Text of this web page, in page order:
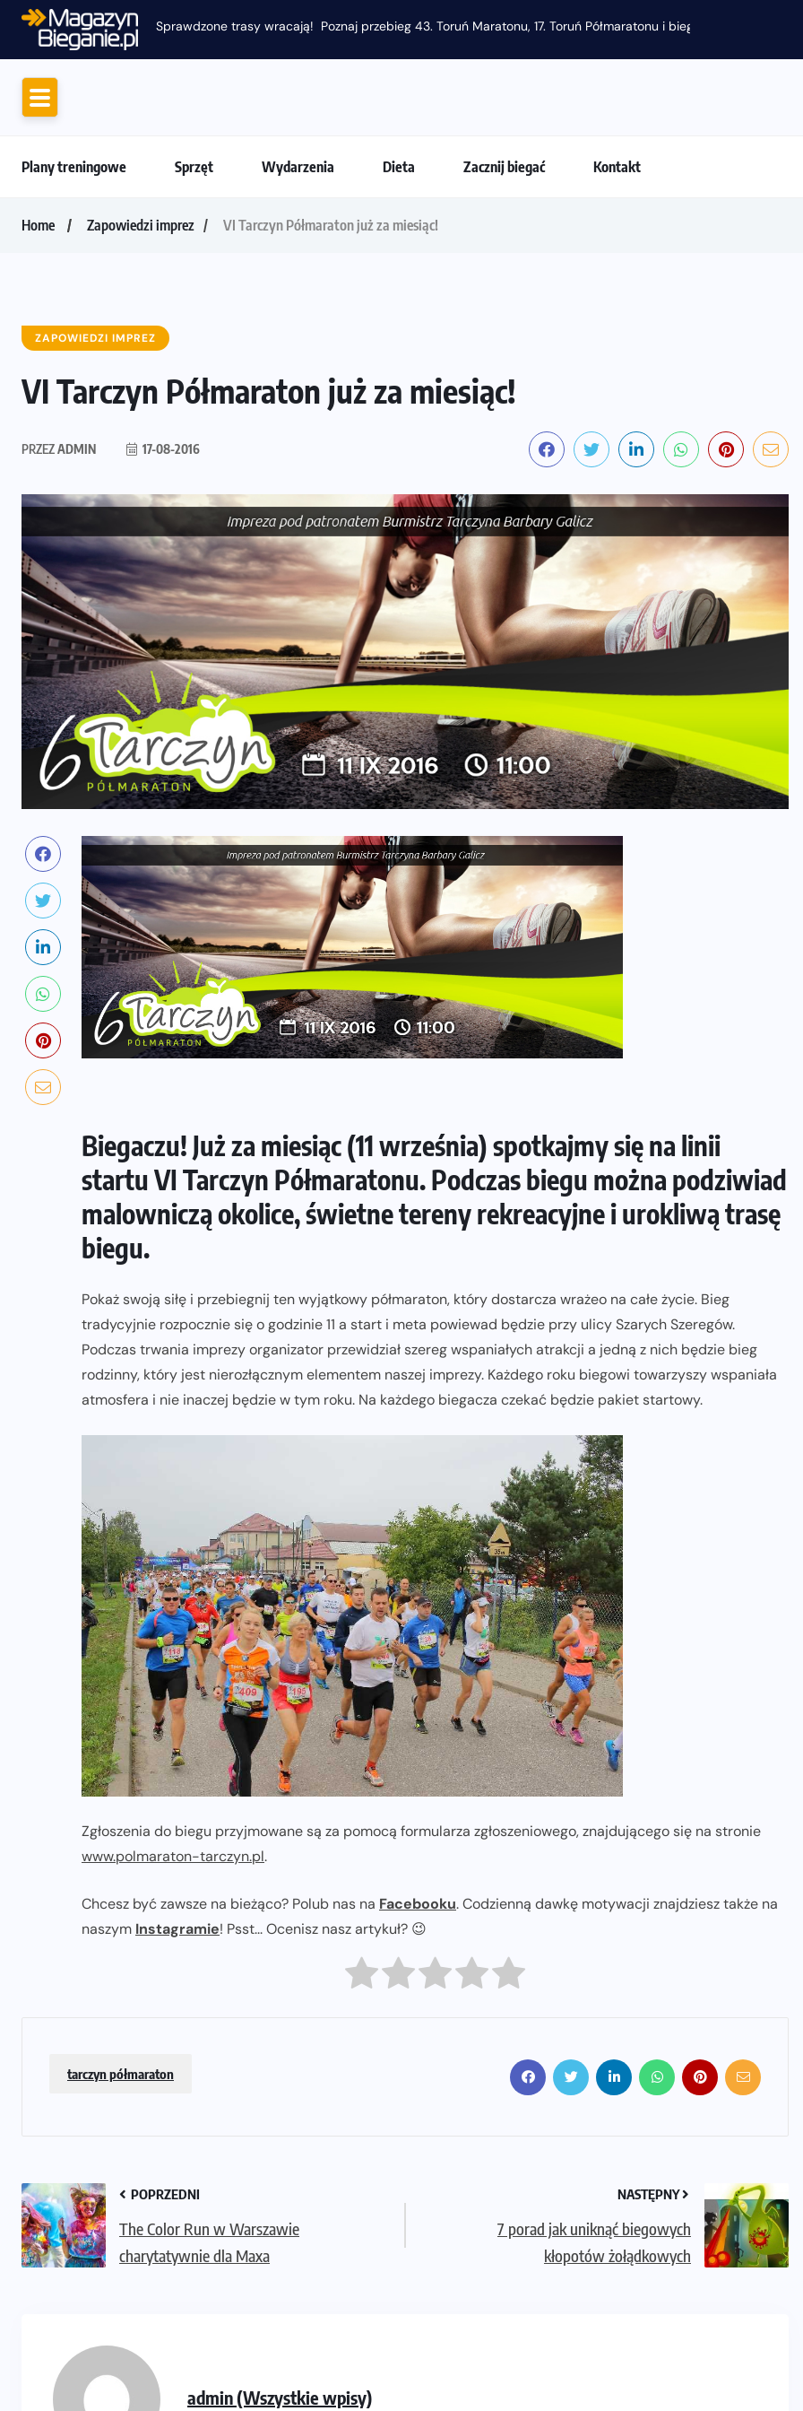
Sprawdzone trasy wracają! Poznaj przebieg 43. Toruń Maratonu, 17. Toruń Półmaratonu i biegu na 5 km
Plany treningowe Sprzęt Wydarzenia Dieta Zacznij biegać Kontakt
Home Zapowiedzi imprez VI Tarczyn Półmaraton już za miesiąc!
ZAPOWIEDZI IMPREZ
VI Tarczyn Półmaraton już za miesiąc!
PRZEZADMIN 17-08-2016
Biegaczu! Już za miesiąc (11 września) spotkajmy się na linii
startu VI Tarczyn Półmaratonu. Podczas biegu można podziwiad
malowniczą okolice, świetne tereny rekreacyjne i urokliwą trasę
biegu.
Pokaż swoją siłę i przebiegnij ten wyjątkowy półmaraton, który dostarcza wrażeo na całe życie. Bieg
tradycyjnie rozpocznie się o godzinie 11 a start i meta powiewad będzie przy ulicy Szarych Szeregów.
Podczas trwania imprezy organizator przewidział szereg wspaniałych atrakcji a jedną z nich będzie bieg
rodzinny, który jest nierozłącznym elementem naszej imprezy. Każdego roku biegowi towarzyszy wspaniała
atmosfera i nie inaczej będzie w tym roku. Na każdego biegacza czekać będzie pakiet startowy.
Zgłoszenia do biegu przyjmowane są za pomocą formularza zgłoszeniowego, znajdującego się na stronie
www.polmaraton-tarczyn.pl.
Chcesz być zawsze na bieżąco? Polub nas na Facebooku. Codzienną dawkę motywacji znajdziesz także na
naszym Instagramie! Psst... Ocenisz nasz artykuł? 😉
tarczyn półmaraton
POPRZEDNI
The Color Run w Warszawie
charytatywnie dla Maxa
NASTĘPNY
7 porad jak uniknąć biegowych
kłopotów żołądkowych
admin (Wszystkie wpisy)
NADCHODZĄCE IMPREZY WYDARZENIA
ZAPOWIEDZI IMPREZ
Sprawdzone trasy wracają! Poznaj
przebieg 43. Toruń Maratonu, 17.
Toruń Półmaratonu i biegu na 5 km
06-08-2026